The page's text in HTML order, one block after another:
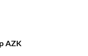
AZK